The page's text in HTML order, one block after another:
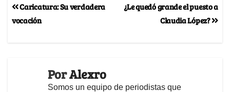
¿Le quedó grande el puesto a
Claudia López?
Caricatura: Su verdadera
vocación
PorAlexro
Somos un equipo de periodistas que